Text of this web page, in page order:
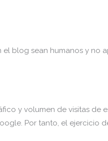
el blog sean humanos y no
y volumen de visitas de
Por tanto, el ejercicio